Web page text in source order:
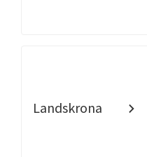
Landskrona